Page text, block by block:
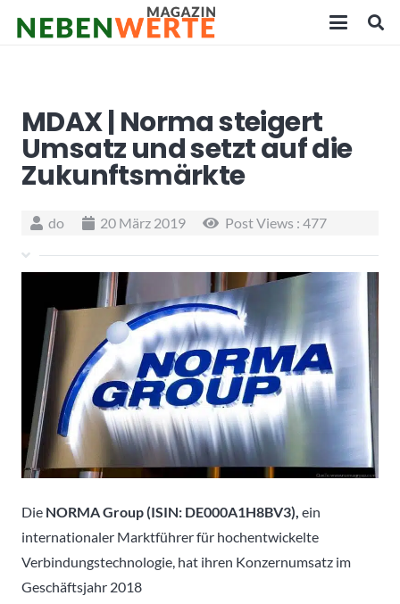
MDAX | Norma steigert
Umsatz und setzt auf die
Zukunftsmärkte
do 20 März 2019 Post Views : 477
Die NORMA Group (ISIN: DE000A1H8BV3), ein
internationaler Marktführer für hochentwickelte
Verbindungstechnologie, hat ihren Konzernumsatz im
Geschäftsjahr 2018